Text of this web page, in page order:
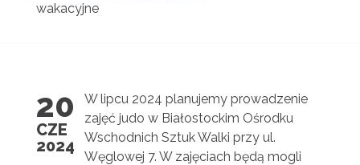
wakacyjne
20
CZE
2024
W lipcu 2024 planujemy prowadzenie
zajęć judo w Białostockim Ośrodku
Wschodnich Sztuk Walki przy ul.
Węglowej 7. W zajęciach będą mogli